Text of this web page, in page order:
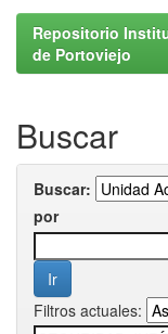
Repositorio
de Portoviejo
Buscar
Buscar:
por
Filtros actuales: